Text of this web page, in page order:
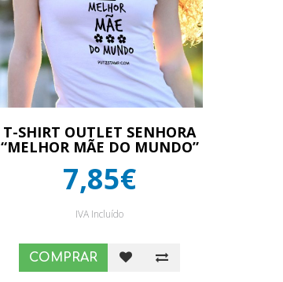
T-SHIRT OUTLET SENHORA
“MELHOR MÃE DO MUNDO”
7,85€
IVA Incluído
COMPRAR